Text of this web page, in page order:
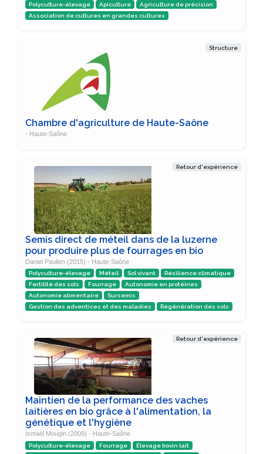
Polyculture-élevage Apiculture
Agriculture de précision
Association de cultures en grandes cultures
Structure
Chambre d'agriculture de Haute-Saône
- Haute-Saône
Retour d'expérience
Semis direct de méteil dans de la luzerne
pour produire plus de fourrages en bio
Daniel Paulien (2015) - Haute-Saône
Polyculture-élevage Méteil Sol vivant
Résilience climatique
Fertilité des sols
Fourrage
Autonomie en protéines
Autonomie alimentaire
Sursemis
Gestion des adventices et des maladies
Régénération des sols
Retour d'expérience
Maintien de la performance des vaches
laitières en bio grâce à l'alimentation, la
génétique et l'hygiène
Ismaël Mougin (2009) - Haute-Saône
Polyculture-élevage Fourrage
Élevage bovin lait